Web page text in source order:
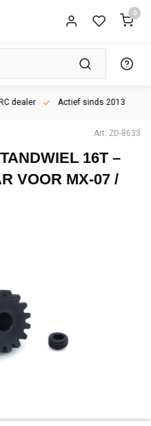
0
dealer Actief sinds 2013
Art: ZD-8633
16T –
VOOR MX-07 /